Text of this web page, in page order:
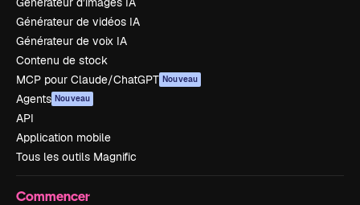
Générateur de vidéos IA
Générateur de voix IA
Contenu de stock
MCP pour Claude/ChatGPT Nouveau
Agents Nouveau
API
Application mobile
Tous les outils Magnific
Commencer